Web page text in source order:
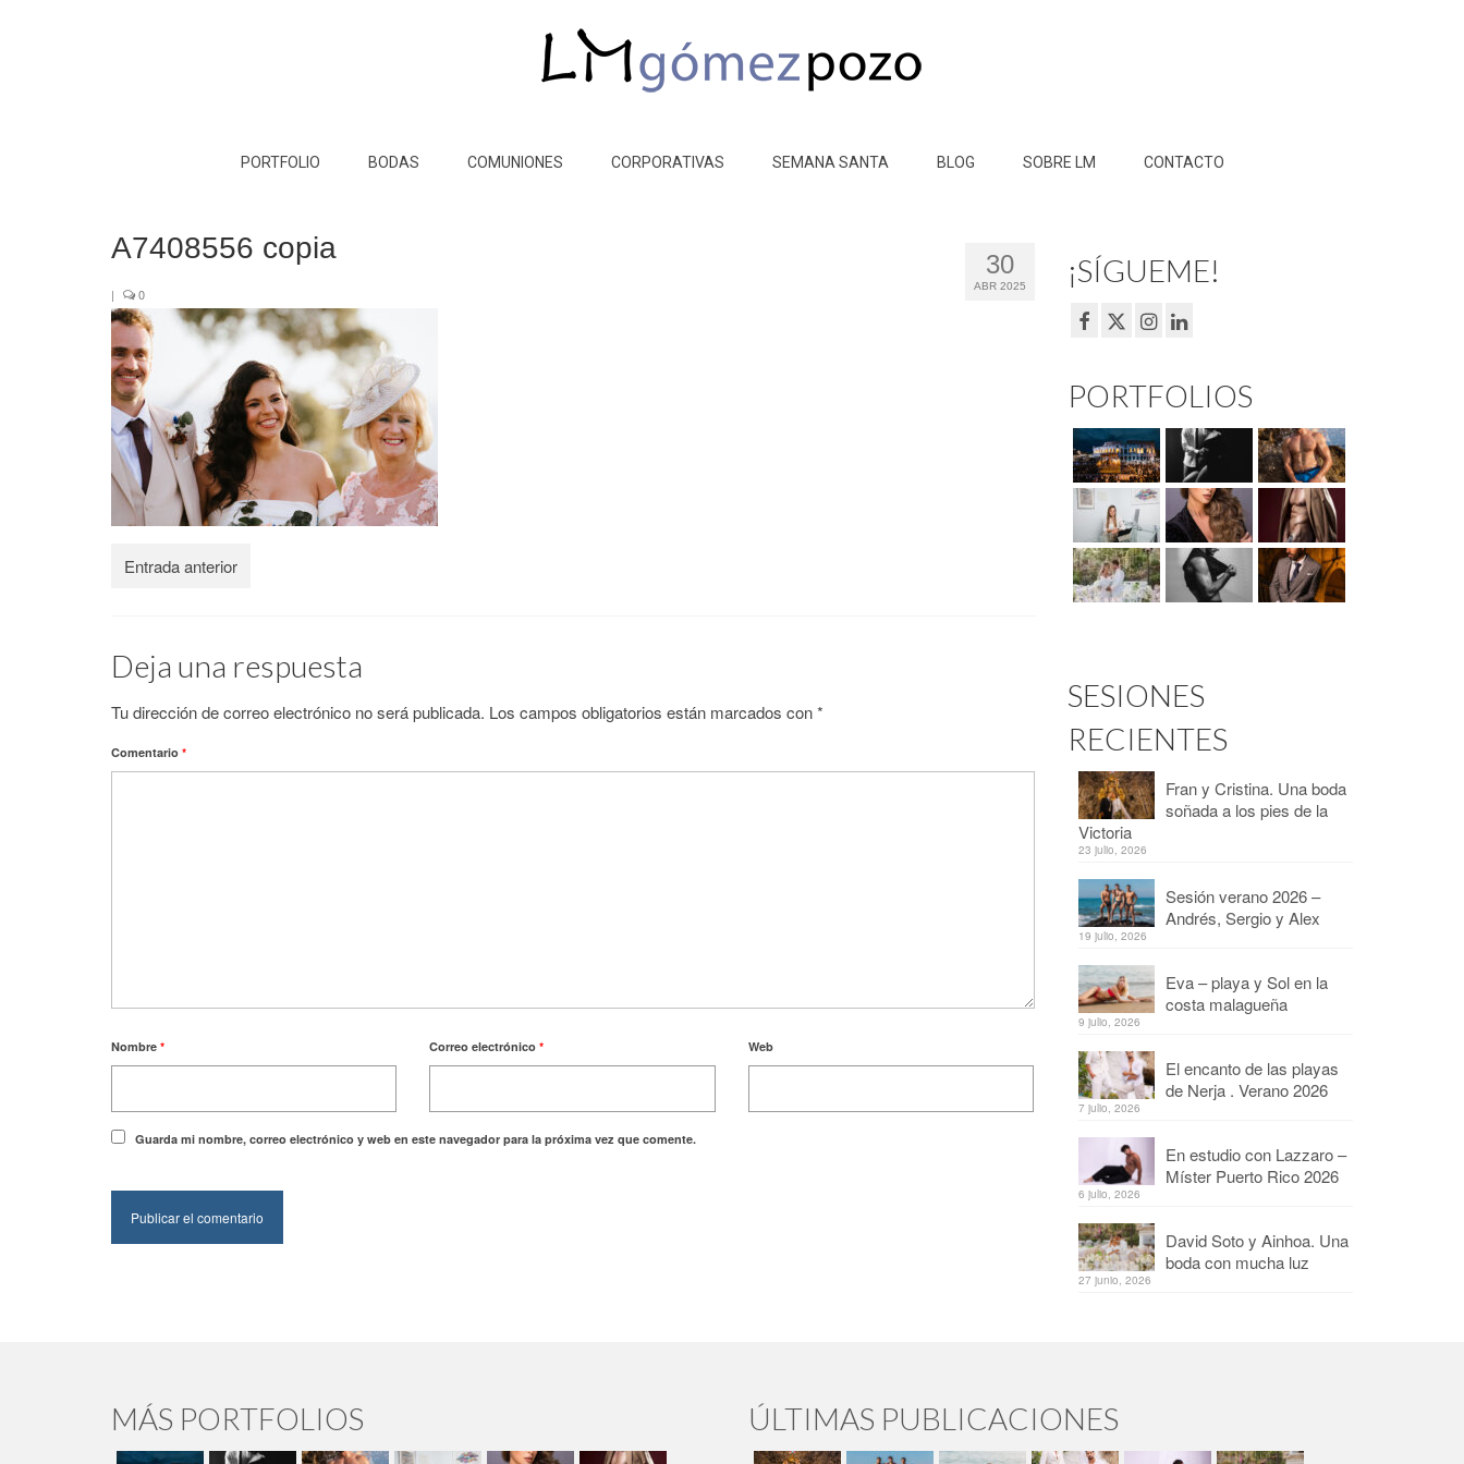
PORTFOLIO BODAS COMUNIONES CORPORATIVAS SEMANA SANTA BLOG SOBRE LM CONTACTO
30
ABR 2025
A7408556 copia
| 0
Entrada anterior
Deja una respuesta
Tu dirección de correo electrónico no será publicada. Los campos obligatorios están marcados con*
Comentario *
Nombre * Correo electrónico* Web
Guarda mi nombre, correo electrónico y web en este navegador para la próxima vez que comente.
¡SÍGUEME!
PORTFOLIOS
SESIONES
RECIENTES
Fran y Cristina. Una boda
soñada a los pies de la
Victoria
23 julio, 2026
Sesión verano 2026 –
Andrés, Sergio y Alex
19 julio, 2026
Eva – playa y Sol en la
costa malagueña
9 julio, 2026
El encanto de las playas
de Nerja . Verano 2026
7 julio, 2026
En estudio con Lazzaro –
Míster Puerto Rico 2026
6 julio, 2026
David Soto y Ainhoa. Una
boda con mucha luz
27 junio, 2026
MÁS PORTFOLIOS ÚLTIMAS PUBLICACIONES